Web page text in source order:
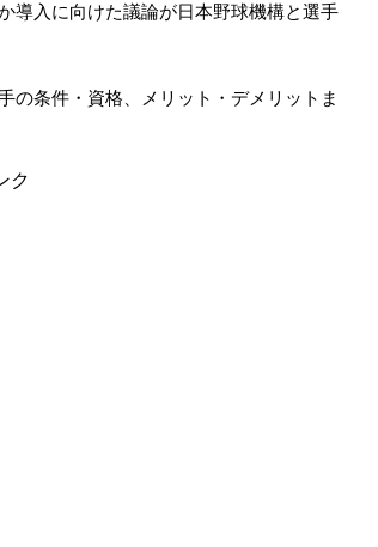
導入に向けた議論が日本野球機構と選手
の条件・資格、メリット・デメリットま
ク